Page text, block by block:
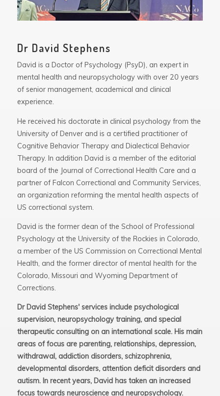
Dr David Stephens
David is a Doctor of Psychology (PsyD), an expert in
mental health and neuropsychology with over 20 years
of senior management, academical and clinical
experience.
He received his doctorate in clinical psychology from the
University of Denver and is a certified practitioner of
Cognitive Behavior Therapy and Dialectical Behavior
Therapy. In addition David is a member of the editorial
board of the Journal of Correctional Health Care and a
partner of Falcon Correctional and Community Services,
an organization reforming the mental health aspects of
US correctional system.
David is the former dean of the School of Professional
Psychology at the University of the Rockies in Colorado,
a member of the US Commission on Correctional Mental
Health, and the former director of mental health for the
Colorado, Missouri and Wyoming Department of
Corrections.
Dr David Stephens' services include psychological
supervision, neuropsychology training, and special
therapeutic consulting on an international scale. His main
areas of focus are parenting, relationships, depression,
withdrawal, addiction disorders, schizophrenia,
developmental disorders, attention deficit disorders and
autism. In recent years, David has taken an increased
focus towards neuroscience and neuropsychology.